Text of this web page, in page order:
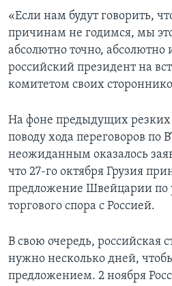
«Если нам будут говорить,
причинам не годимся, мы
абсолютно точно, абсолютно
российский президент на
комитетом своих
На фоне предыдущих
поводу хода переговоров по
неожиданным оказалось
что 27-го октября Грузия
предложение Швейцарии по
торгового спора с Россией.
В свою очередь, российская
нужно несколько дней,
предложением. 2 ноября